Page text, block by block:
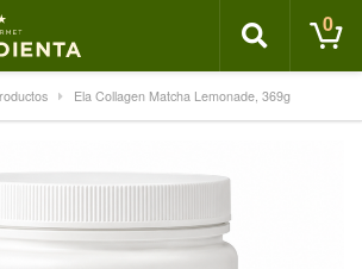
0
Ela Collagen Matcha Lemonade, 369g